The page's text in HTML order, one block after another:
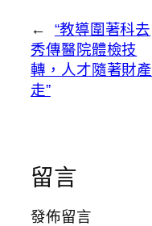
←
“教導圍著科去
秀傳醫院體檢技
轉，人才隨著財產
走”
留言
發佈留言